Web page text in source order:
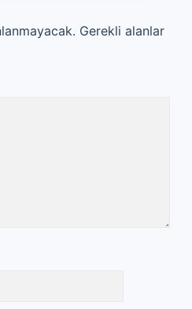
Gerekli alanlar